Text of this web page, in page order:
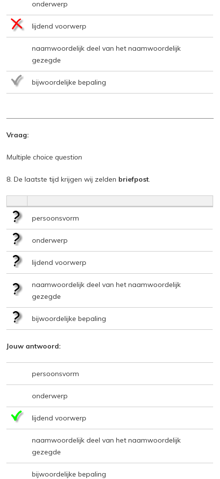
onderwerp
lijdend voorwerp
naamwoordelijk deel van het naamwoordelijk
gezegde
bijwoordelijke bepaling
Vraag:
Multiple choice question
8. De laatste tijd krijgen wij zelden briefpost.
persoonsvorm
onderwerp
lijdend voorwerp
naamwoordelijk deel van het naamwoordelijk
gezegde
bijwoordelijke bepaling
Jouw antwoord:
persoonsvorm
onderwerp
lijdend voorwerp
naamwoordelijk deel van het naamwoordelijk
gezegde
bijwoordelijke bepaling